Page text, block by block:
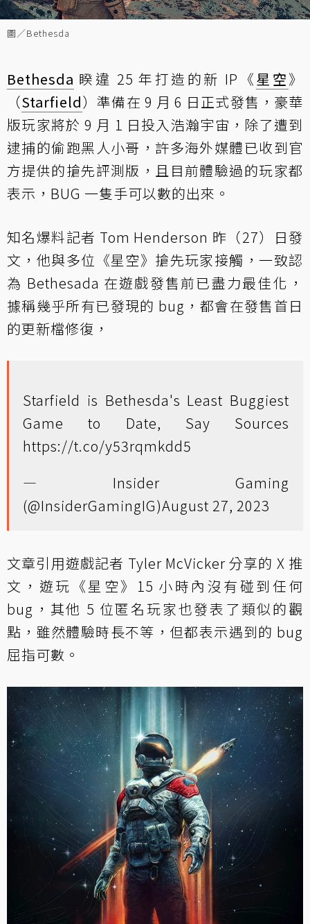
圖／Bethesda
Bethesda 睽違 25 年打造的新 IP《星空》
（Starfield）準備在 9 月 6 日正式發售，豪華
版玩家將於 9 月 1 日投入浩瀚宇宙，除了遭到
逮捕的偷跑黑人小哥，許多海外媒體已收到官
方提供的搶先評測版，且目前體驗過的玩家都
表示，BUG 一隻手可以數的出來。
知名爆料記者 Tom Henderson 昨（27）日發
文，他與多位《星空》搶先玩家接觸，一致認
為 Bethesada 在遊戲發售前已盡力最佳化，
據稱幾乎所有已發現的 bug，都會在發售首日
的更新檔修復，
Starfield is Bethesda's Least Buggiest
Game to Date, Say Sources
https://t.co/y53rqmkdd5
— Insider Gaming
(@InsiderGamingIG)August 27, 2023
文章引用遊戲記者 Tyler McVicker 分享的 X 推
文，遊玩《星空》15 小時內沒有碰到任何
bug，其他 5 位匿名玩家也發表了類似的觀
點，雖然體驗時長不等，但都表示遇到的 bug
屈指可數。